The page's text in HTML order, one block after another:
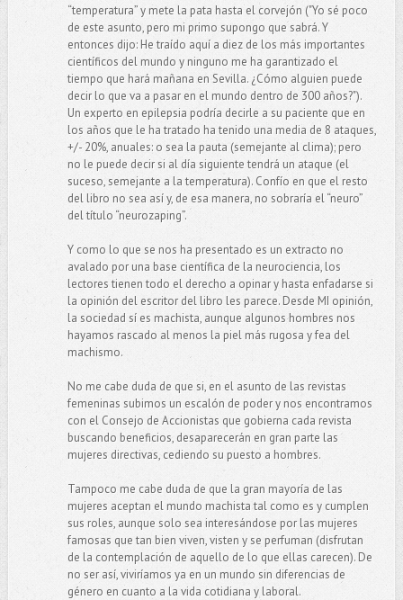
“temperatura” y mete la pata hasta el corvejón ("Yo sé poco
de este asunto, pero mi primo supongo que sabrá. Y
entonces dijo: He traído aquí a diez de los más importantes
científicos del mundo y ninguno me ha garantizado el
tiempo que hará mañana en Sevilla. ¿Cómo alguien puede
decir lo que va a pasar en el mundo dentro de 300 años?").
Un experto en epilepsia podría decirle a su paciente que en
los años que le ha tratado ha tenido una media de 8 ataques,
+/- 20%, anuales: o sea la pauta (semejante al clima); pero
no le puede decir si al día siguiente tendrá un ataque (el
suceso, semejante a la temperatura). Confío en que el resto
del libro no sea así y, de esa manera, no sobraría el “neuro”
del título “neurozaping”.
Y como lo que se nos ha presentado es un extracto no
avalado por una base científica de la neurociencia, los
lectores tienen todo el derecho a opinar y hasta enfadarse si
la opinión del escritor del libro les parece. Desde MI opinión,
la sociedad sí es machista, aunque algunos hombres nos
hayamos rascado al menos la piel más rugosa y fea del
machismo.
No me cabe duda de que si, en el asunto de las revistas
femeninas subimos un escalón de poder y nos encontramos
con el Consejo de Accionistas que gobierna cada revista
buscando beneficios, desaparecerán en gran parte las
mujeres directivas, cediendo su puesto a hombres.
Tampoco me cabe duda de que la gran mayoría de las
mujeres aceptan el mundo machista tal como es y cumplen
sus roles, aunque solo sea interesándose por las mujeres
famosas que tan bien viven, visten y se perfuman (disfrutan
de la contemplación de aquello de lo que ellas carecen). De
no ser así, viviríamos ya en un mundo sin diferencias de
género en cuanto a la vida cotidiana y laboral.